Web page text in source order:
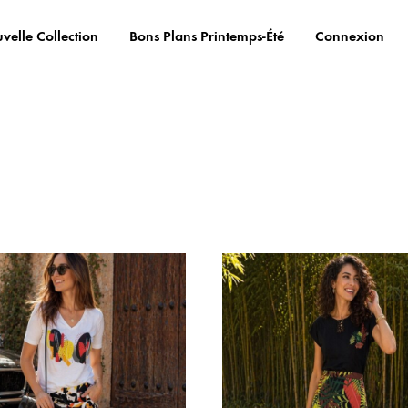
Collection Bons Plans Printemps-Été Connexion